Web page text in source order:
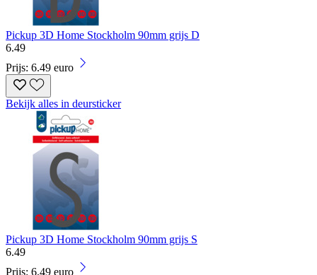
Pickup 3D Home Stockholm 90mm grijs D
6.49
Prijs: 6.49 euro
Bekijk alles in deursticker
Pickup 3D Home Stockholm 90mm grijs S
6.49
Prijs: 6.49 euro